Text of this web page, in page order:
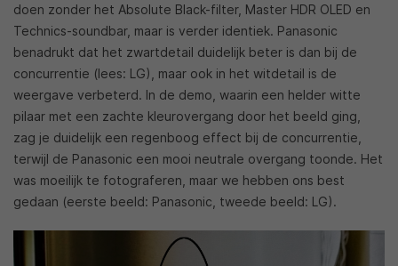
doen zonder het Absolute Black-filter, Master HDR OLED en
Technics-soundbar, maar is verder identiek. Panasonic
benadrukt dat het zwartdetail duidelijk beter is dan bij de
concurrentie (lees: LG), maar ook in het witdetail is de
weergave verbeterd. In de demo, waarin een helder witte
pilaar met een zachte kleurovergang door het beeld ging,
zag je duidelijk een regenboog effect bij de concurrentie,
terwijl de Panasonic een mooi neutrale overgang toonde. Het
was moeilijk te fotograferen, maar we hebben ons best
gedaan (eerste beeld: Panasonic, tweede beeld: LG).